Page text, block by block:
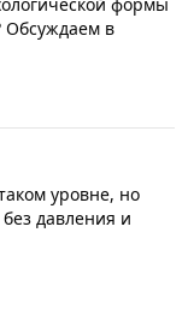
Обсуждаем в
уровне, но
давления и